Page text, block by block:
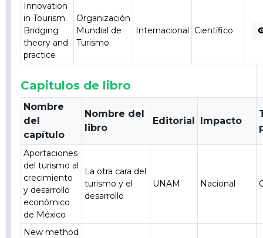
Innovation
in Tourism.
Bridging
theory and
practice
Organización
Mundial de
Turismo
Internacional Científico
Capitulos de libro
Nombre
del
capítulo
Nombre del
libro
Editorial Impacto
Aportaciones
del turismo al
crecimiento
y desarrollo
económico
de México
La otra cara del
turismo y el
desarrollo
UNAM Nacional
New method